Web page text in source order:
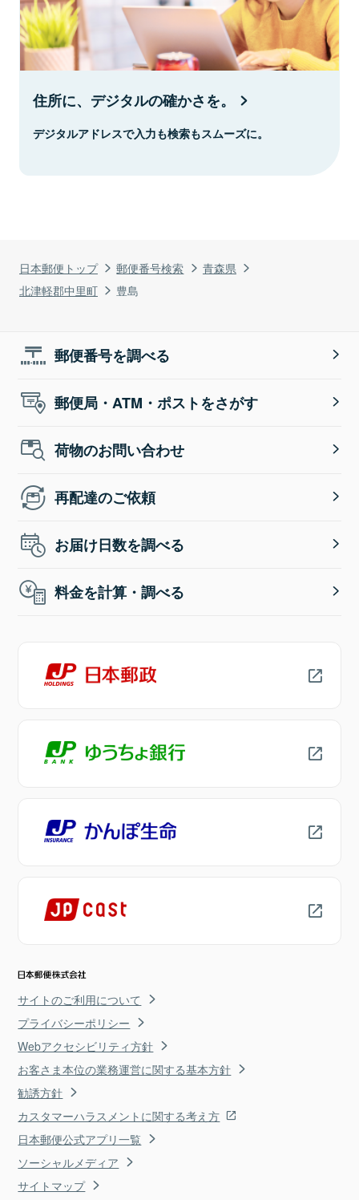
日本郵便トップ 郵便番号検索
青森県
北津軽郡中里町
豊島
住所に、デジタルの確かさを。
デジタルアドレスで入力も検索もスムーズに。
郵便番号を調べる
郵便局・ATM・ポストをさがす
荷物のお問い合わせ
再配達のご依頼
お届け日数を調べる
料金を計算・調べる
サイトのご利用について
プライバシーポリシー
Webアクセシビリティ方針
お客さま本位の業務運営に関する基本方針
勧誘方針
カスタマーハラスメントに関する考え方
日本郵便公式アプリ一覧
ソーシャルメディア
サイトマップ